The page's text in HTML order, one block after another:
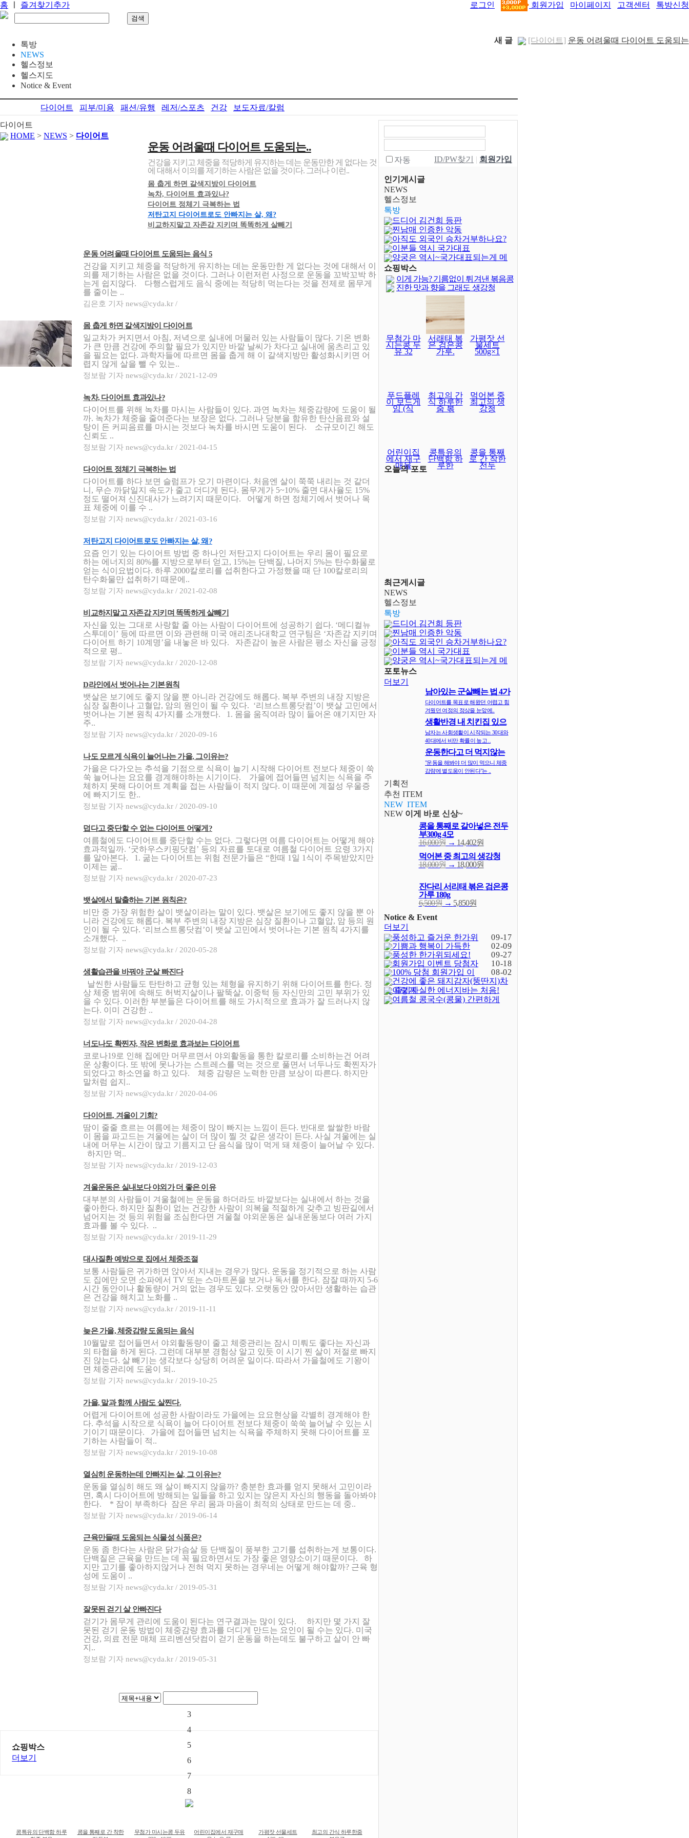
홈 즐겨찾기추가 로그인 회원가입 마이페이지 고객센터 톡방신청
톡방
NEWS
헬스정보
헬스지도
Notice & Event
새 글 [다이어트] 운동 어려울때 다이어트 도움되는
다이어트 피부/미용 패션/유행 레저/스포츠 건강
보도자료/칼럼
다이어트
HOME > NEWS > 다이어트
운동 어려울때 다이어트 도움되는..
건강을 지키고 체중을 적당하게 유지하는 데는 운동만한 게 없다는 것
에 대해서 이의를 제기하는 사람은 없을 것이다. 그러나 이런..
몸 춥게 하면 갈색지방이 다이어트
녹차, 다이어트 효과있나?
다이어트 정체기 극복하는 법
저탄고지 다이어트로도 안빠지는 살, 왜?
비교하지말고 자존감 지키며 똑똑하게 살빼기
운동 어려울때 다이어트 도움되는 음식 5
건강을 지키고 체중을 적당하게 유지하는 데는 운동만한 게 없다는 것에 대해서 이
의를 제기하는 사람은 없을 것이다. 그러나 이런저런 사정으로 운동을 꼬박꼬박 하
는게 쉽지않다. 다행스럽게도 음식 중에는 적당히 먹는다는 것을 전제로 몸무게
를 줄이는 ..
김은호 기자 news@cyda.kr /
몸 춥게 하면 갈색지방이 다이어트
일교차가 커지면서 아침, 저녁으로 실내에 머물러 있는 사람들이 많다. 기온 변화
가 큰 만큼 건강에 주의할 필요가 있지만 바깥 날씨가 차다고 실내에 움츠리고 있
을 필요는 없다. 과학자들에 따르면 몸을 춥게 해 이 갈색지방만 활성화시키면 어
렵지 않게 살을 뺄 수 있는..
정보람 기자 news@cyda.kr / 2021-12-09
녹차, 다이어트 효과있나?
다이어트를 위해 녹차를 마시는 사람들이 있다. 과연 녹차는 체중감량에 도움이 될
까. 녹차가 체중을 줄여준다는 보장은 없다. 그러나 당분을 함유한 탄산음료와 설
탕이 든 커피음료를 마시는 것보다 녹차를 바시면 도움이 된다. 소규모이긴 해도
신뢰도 ..
정보람 기자 news@cyda.kr / 2021-04-15
다이어트 정체기 극복하는 법
다이어트를 하다 보면 슬럼프가 오기 마련이다. 처음엔 살이 쭉쭉 내리는 것 같더
니, 무슨 까닭일지 속도가 줄고 더디게 된다. 몸무게가 5~10% 줄면 대사율도 15%
정도 떨어져 신진대사가 느려기지 때문이다. 어떻게 하면 정체기에서 벗어나 목
표 체중에 이를 수 ..
정보람 기자 news@cyda.kr / 2021-03-16
저탄고지 다이어트로도 안빠지는 살, 왜?
요즘 인기 있는 다이어트 방법 중 하나인 저탄고지 다이어트는 우리 몸이 필요로
하는 에너지의 80%를 지방으로부터 얻고, 15%는 단백질, 나머지 5%는 탄수화물로
얻는 식이요법이다. 하루 2000칼로리를 섭취한다고 가정했을 때 단 100칼로리의
탄수화물만 섭취하기 때문에..
정보람 기자 news@cyda.kr / 2021-02-08
비교하지말고 자존감 지키며 똑똑하게 살빼기
자신을 있는 그대로 사랑할 줄 아는 사람이 다이어트에 성공하기 쉽다. ‘메디컬뉴
스투데이’ 등에 따르면 이와 관련해 미국 애리조나대학교 연구팀은 ‘자존감 지키며
다이어트 하기 10계명’을 내놓은 바 있다. 자존감이 높은 사람은 평소 자신을 긍정
적으로 평..
정보람 기자 news@cyda.kr / 2020-12-08
D라인에서 벗어나는 기본원칙
뱃살은 보기에도 좋지 않을 뿐 아니라 건강에도 해롭다. 복부 주변의 내장 지방은
심장 질환이나 고혈압, 암의 원인이 될 수 있다. ‘리브스트롱닷컴’이 뱃살 고민에서
벗어나는 기본 원칙 4가지를 소개했다. 1. 몸을 움직여라 많이 들어온 얘기지만 자
주..
정보람 기자 news@cyda.kr / 2020-09-16
나도 모르게 식욕이 늘어나는 가을, 그이유는?
가을은 다가오는 추석을 기점으로 식욕이 늘기 시작해 다이어트 전보다 체중이 쑥
쑥 늘어나는 요요를 경계해야하는 시기이다. 가을에 접어들면 넘치는 식욕을 주
체하지 못해 다이어트 계획을 접는 사람들이 적지 않다. 이 때문에 계절성 우울증
에 빠지기도 한..
정보람 기자 news@cyda.kr / 2020-09-10
덥다고 중단할 수 없는 다이어트 어떻게?
여름철에도 다이어트를 중단할 수는 없다. 그렇다면 여름 다이어트는 어떻게 해야
효과적일까. ‘굿하우스키핑닷컴’ 등의 자료를 토대로 여름철 다이어트 요령 3가지
를 알아본다. 1. 굶는 다이어트는 위험 전문가들은 “한때 1일 1식이 주목받았지만
이제는 굶..
정보람 기자 news@cyda.kr / 2020-07-23
뱃살에서 탈출하는 기본 원칙은?
비만 중 가장 위험한 살이 뱃살이라는 말이 있다. 뱃살은 보기에도 좋지 않을 뿐 아
니라 건강에도 해롭다. 복부 주변의 내장 지방은 심장 질환이나 고혈압, 암 등의 원
인이 될 수 있다. ‘리브스트롱닷컴’이 뱃살 고민에서 벗어나는 기본 원칙 4가지를
소개했다. ..
정보람 기자 news@cyda.kr / 2020-05-28
생활습관을 바꿔야 군살 빠진다
날씬한 사람들도 탄탄하고 균형 있는 체형을 유지하기 위해 다이어트를 한다. 정
상 체중 범위에 속해도 허벅지살이나 팔뚝살, 이중턱 등 자신만의 고민 부위가 있
을 수 있다. 이러한 부분들은 다이어트를 해도 가시적으로 효과가 잘 드러나지 않
는다. 이미 건강한 ..
정보람 기자 news@cyda.kr / 2020-04-28
너도나도 확찐자, 작은 변화로 효과보는 다이어트
코로나19로 인해 집에만 머무르면서 야외활동을 통한 칼로리를 소비하는건 어려
운 상황이다. 또 밖에 못나가는 스트레스를 먹는 것으로 풀면서 너두나도 확찐자가
되었다고 하소연을 하고 있다. 체중 감량은 노력한 만큼 보상이 따른다. 하지만
말처럼 쉽지..
정보람 기자 news@cyda.kr / 2020-04-06
다이어트, 겨울이 기회?
땀이 줄줄 흐르는 여름에는 체중이 많이 빠지는 느낌이 든다. 반대로 쌀쌀한 바람
이 몸을 파고드는 겨울에는 살이 더 많이 찔 것 같은 생각이 든다. 사실 겨울에는 실
내에 머무는 시간이 많고 기름지고 단 음식을 많이 먹게 돼 체중이 늘어날 수 있다.
하지만 먹..
정보람 기자 news@cyda.kr / 2019-12-03
겨울운동은 실내보다 야외가 더 좋은 이유
대부분의 사람들이 겨울철에는 운동을 하더라도 바깥보다는 실내에서 하는 것을
좋아한다. 하지만 질환이 없는 건강한 사람이 의복을 적절하게 갖추고 빙판길에서
넘어지는 것 등의 위험을 조심한다면 겨울철 야외운동은 실내운동보다 여러 가지
효과를 볼 수 있다. ..
정보람 기자 news@cyda.kr / 2019-11-29
대사질환 예방으로 집에서 체중조절
보통 사람들은 귀가하면 앉아서 지내는 경우가 많다. 운동을 정기적으로 하는 사람
도 집에만 오면 소파에서 TV 또는 스마트폰을 보거나 독서를 한다. 잠잘 때까지 5-6
시간 동안이나 활동량이 거의 없는 경우도 있다. 오랫동안 앉아서만 생활하는 습관
은 건강을 해치고 노화를 ..
정보람 기자 news@cyda.kr / 2019-11-11
늦은 가을, 체중감량 도움되는 음식
10월말로 접어들면서 야외활동량이 줄고 체중관리는 잠시 미뤄도 좋다는 자신과
의 타협을 하게 된다. 그런데 대부분 경험상 알고 있듯 이 시기 찐 살이 저절로 빠지
진 않는다. 살 빼기는 생각보다 상당히 어려운 일이다. 따라서 가을철에도 기왕이
면 체중관리에 도움이 되..
정보람 기자 news@cyda.kr / 2019-10-25
가을, 말과 함께 사람도 살찐다.
어렵게 다이어트에 성공한 사람이라도 가을에는 요요현상을 각별히 경계해야 한
다. 추석을 시작으로 식욕이 늘어 다이어트 전보다 체중이 쑥쑥 늘어날 수 있는 시
기이기 때문이다. 가을에 접어들면 넘치는 식욕을 주체하지 못해 다이어트를 포
기하는 사람들이 적..
정보람 기자 news@cyda.kr / 2019-10-08
열심히 운동하는데 안빠지는 살, 그 이유는?
운동을 열심히 해도 왜 살이 빠지지 않을까? 충분한 효과를 얻지 못해서 고민이라
면, 혹시 다이어트에 방해되는 일들을 하고 있지는 않은지 자신의 행동을 돌아봐야
한다. * 잠이 부족하다 잠은 우리 몸과 마음이 최적의 상태로 만드는 데 중..
정보람 기자 news@cyda.kr / 2019-06-14
근육만들때 도움되는 식물성 식품은?
운동 좀 한다는 사람은 닭가슴살 등 단백질이 풍부한 고기를 섭취하는게 보통이다.
단백질은 근육을 만드는 데 꼭 필요하면서도 가장 좋은 영양소이기 때문이다. 하
지만 고기를 좋아하지않거나 전혀 먹지 못하는 경우네는 어떻게 해야할까? 근육 형
성에 도움이 ..
정보람 기자 news@cyda.kr / 2019-05-31
잘못된 걷기 살 안빠진다
걷기가 몸무게 관리에 도움이 된다는 연구결과는 많이 있다. 하지만 몇 가지 잘
못된 걷기 운동 방법이 체중감량 효과를 더디게 만드는 요인이 될 수는 있다. 미국
건강, 의료 전문 매체 프리벤션닷컴이 걷기 운동을 하는데도 불구하고 살이 안 빠
지..
정보람 기자 news@cyda.kr / 2019-05-31
3
4
5
6
7
8
쇼핑박스
더보기
콩특유의 단백함 하루
콩을 통째로 간 착한
무첨가 마시는콩 두유
어린이집에서 재구매
가평잣 선물세트
최고의 간식 하루한줌
자동 ID/PW찾기 | 회원가입
인기게시글
NEWS
헬스정보
톡방
드디어 김건희 등판
찐남매 인증한 악동
아직도 외국인 승차거부하나요?
이분들 역시 국가대표
양궁은 역시~국가대표되는게 메
달보다 어렵..
쇼핑박스
이게 가능? 기름없이 튀겨낸 볶음콩
진한 맛과 향을 그래도 생강청
무첨가 마
시는콩 두
유 32
서래태 볶
은 검은콩
가루.
가평잣 선
물세트
500g×1
푸드플레
이 보드게
임 (식
최고의 간
식 하루한
줌 볶
먹어본 중
최고의 생
강청
어린이집
에서 재구
매율
콩특유의
단백함 하
루한
콩을 통째
로 간 착한
전두
오늘의 포토
최근게시글
NEWS
헬스정보
톡방
드디어 김건희 등판
찐남매 인증한 악동
아직도 외국인 승차거부하나요?
이분들 역시 국가대표
양궁은 역시~국가대표되는게 메
달보다 어렵..
포토뉴스
더보기
남아있는 군살빼는 법 4가
지
다이어트를 목표로 해왔던 어렵고 힘
겨웠던 여정의 정상을 눈앞에..
생활반경 내 치킨집 있으
면 비만확률 ..
남자는 사회생활이 시작되는 30대와
40대에서 비만 확률이 높고 ..
운동한다고 더 먹지않는
다? 오히려 식..
"운동을 해봐야 더 많이 먹으니 체중
감량에 별도움이 안된다"는 ..
기획전
추천 ITEM
NEW ITEM
NEW 이게 바로 신상~
콩을 통째로 갈아넣은 전두
부300g 4모
16,000원→ 14,402원
먹어본 중 최고의 생강청
18,000원→ 18,000원
잔다리 서리태 볶은 검은콩
가루 180g
6,500원→ 5,850원
Notice & Event
더보기
풍성하고 즐거운 한가위
되세요! (-402)
09-17
기쁨과 행복이 가득한
새해되세요!
02-09
풍성한 한가위되세요!
09-27
회원가입 이벤트 당첨자
발표 (4)
10-18
100% 당첨 회원가입 이
벤트(종료) (23)
08-02
건강에 좋은 돼지감자(뚱딴지)차
로 즐기자
이렇게 실한 에너지바는 처음!
여름철 콩국수(콩물) 간편하게